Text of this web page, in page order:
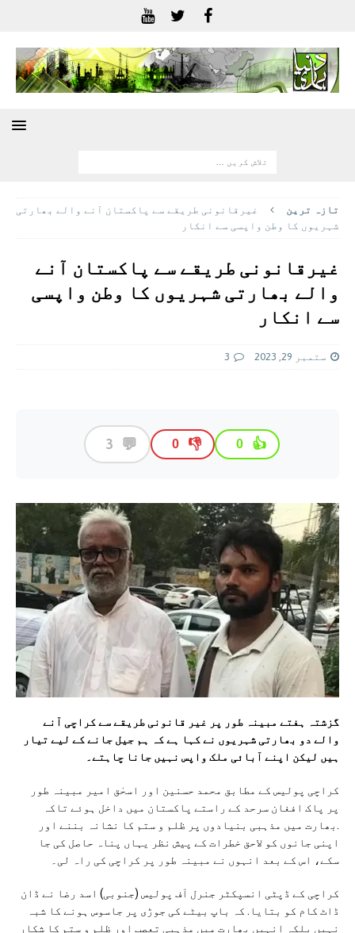
تازہ ترين
غیرقانونی طریقے سے پاکستان آنے والے بھارتی
شہریوں کا وطن واپسی سے انکار
غیرقانونی طریقے سے پاکستان آنے
والے بھارتی شہریوں کا وطن واپسی
سے انکار
ستمبر 29, 2023 3
👍
0
👎
0
💬
3
گزشتہ ہفتے مبینہ طور پر غیر قانونی طریقے سے کراچی آنے
والے دو بھارتی شہریوں نے کہا ہے کہ ہم جیل جانے کے لیے تیار
ہیں لیکن اپنے آبائی ملک واپس نہیں جانا چاہتے۔
کراچی پولیس کے مطابق محمد حسنین اور اسحٰق امیر مبینہ طور
پر پاک افغان سرحد کے راستے پاکستان میں داخل ہوئے تاکہ
.بھارت میں مذہبی بنیادوں پر ظلم و ستم کا نشانہ بننے اور
اپنی جانوں کو لاحق خطرات کے پیش نظر یہاں پناہ حاصل کی جا
سکے، اس کے بعد انہوں نے مبینہ طور پر کراچی کی راہ لی۔
کراچی کے ڈپٹی انسپکٹر جنرل آف پولیس (جنوبی) اسد رضا نے ڈان
ڈاٹ کام کو بتایا. کہ باپ بیٹے کی جوڑی پر جاسوس ہونے کا شبہ
نہیں بلکہ انہیں بھارت میں مذہبی تعصب اور ظلم و ستم کا شکار